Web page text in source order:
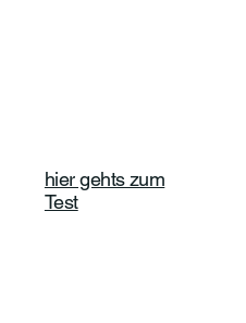
hier gehts zum
Test